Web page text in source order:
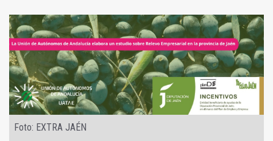
Foto: EXTRA JAÉN